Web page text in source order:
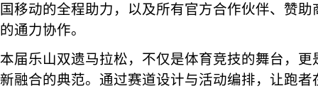
国移动的全程助力，以及所有官方合作伙伴、赞
的通力协作。
本届乐山双遗马拉松，不仅是体育竞技的舞台，更
新融合的典范。通过赛道设计与活动编排，让跑